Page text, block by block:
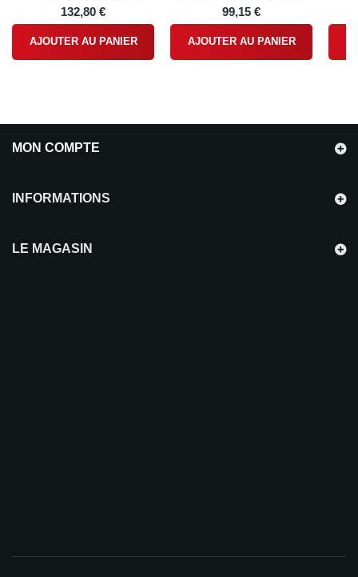
132,80 €
AJOUTER AU PANIER
99,15 €
AJOUTER AU PANIER
MON COMPTE
INFORMATIONS
LE MAGASIN